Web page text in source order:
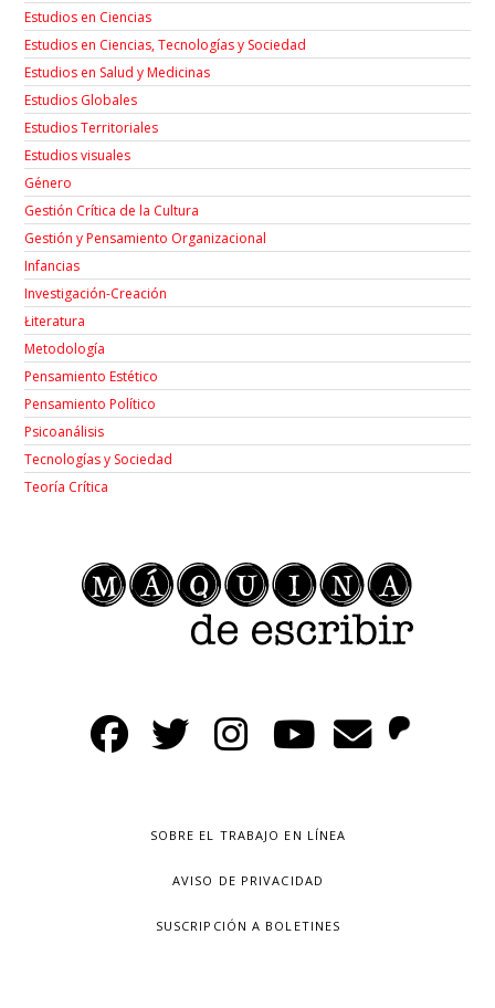
Estudios en Ciencias
Estudios en Ciencias, Tecnologías y Sociedad
Estudios en Salud y Medicinas
Estudios Globales
Estudios Territoriales
Estudios visuales
Género
Gestión Crítica de la Cultura
Gestión y Pensamiento Organizacional
Infancias
Investigación-Creación
Łiteratura
Metodología
Pensamiento Estético
Pensamiento Político
Psicoanálisis
Tecnologías y Sociedad
Teoría Crítica
SOBRE EL TRABAJO EN LÍNEA
AVISO DE PRIVACIDAD
SUSCRIPCIÓN A BOLETINES